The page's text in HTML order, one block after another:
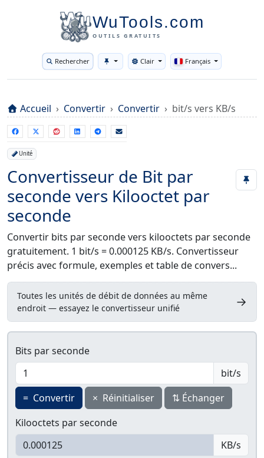
WuTools.com
OUTILS GRATUITS
Rechercher Toggle theme
Clair Français
Accueil Convertir Convertir bit/s vers KB/s
Unité
Convertisseur de Bit par
seconde vers Kilooctet par
seconde
Convertir bits par seconde vers kilooctets par seconde
gratuitement. 1 bit/s = 0.000125 KB/s. Convertisseur
précis avec formule, exemples et table de convers...
Toutes les unités de débit de données au même
endroit — essayez le convertisseur unifié
→
Bits par seconde
bit/s
= Convertir × Réinitialiser ⇅ Échanger
Kilooctets par seconde
KB/s